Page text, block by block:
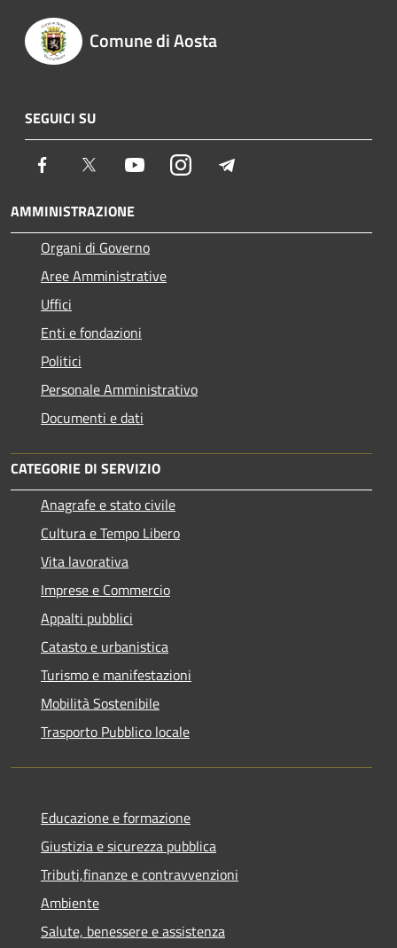
Comune di Aosta
SEGUICI SU
Facebook Twitter YoutubeInstagram
AMMINISTRAZIONE
Organi di Governo
Aree Amministrative
Uffici
Enti e fondazioni
Politici
Personale Amministrativo
Documenti e dati
CATEGORIE DI SERVIZIO
Anagrafe e stato civile
Cultura e Tempo Libero
Vita lavorativa
Imprese e Commercio
Appalti pubblici
Catasto e urbanistica
Turismo e manifestazioni
Mobilità Sostenibile
Trasporto Pubblico locale
Educazione e formazione
Giustizia e sicurezza pubblica
Tributi,finanze e contravvenzioni
Ambiente
Salute, benessere e assistenza